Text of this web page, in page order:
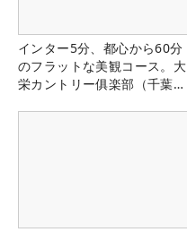
インター5分、都心から60分
のフラットな美観コース。大
栄カントリー俱楽部（千葉